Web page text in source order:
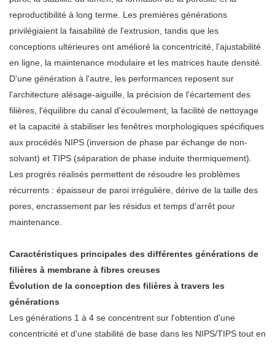
reproductibilité à long terme. Les premières générations
privilégiaient la faisabilité de l'extrusion, tandis que les
conceptions ultérieures ont amélioré la concentricité, l'ajustabilité
en ligne, la maintenance modulaire et les matrices haute densité.
D'une génération à l'autre, les performances reposent sur
l'architecture alésage-aiguille, la précision de l'écartement des
filières, l'équilibre du canal d'écoulement, la facilité de nettoyage
et la capacité à stabiliser les fenêtres morphologiques spécifiques
aux procédés NIPS (inversion de phase par échange de non-
solvant) et TIPS (séparation de phase induite thermiquement).
Les progrès réalisés permettent de résoudre les problèmes
récurrents : épaisseur de paroi irrégulière, dérive de la taille des
pores, encrassement par les résidus et temps d'arrêt pour
maintenance.
Caractéristiques principales des différentes générations de
filières à membrane à fibres creuses
Évolution de la conception des filières à travers les
générations
Les générations 1 à 4 se concentrent sur l'obtention d'une
concentricité et d'une stabilité de base dans les NIPS/TIPS tout en